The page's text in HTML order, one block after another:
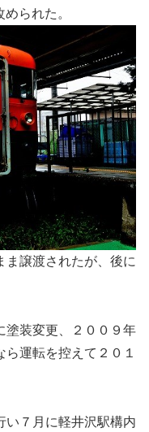
られた。
ま譲渡されたが、後に
塗装変更、２００９年
運転を控えて２０１
い７月に軽井沢駅構内